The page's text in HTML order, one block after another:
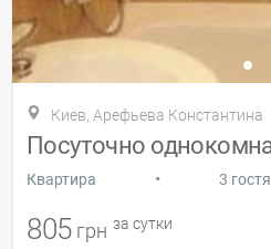
Киев, Арефьева Константина
Квартира • 3 гостя
805 грн за сутки